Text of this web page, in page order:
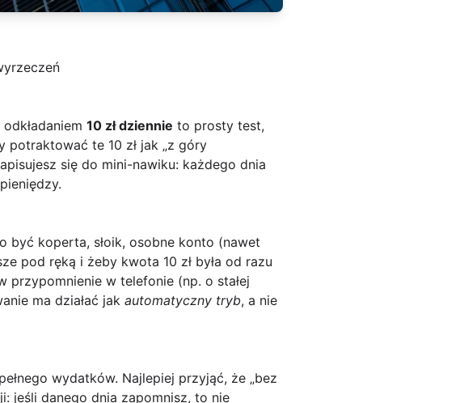
10 zł dziennie to prosty test,
te 10 zł jak „z góry
się do mini-nawiku: każdego dnia
być koperta, słoik, osobne konto (nawet
pod ręką i żeby kwota 10 zł była od razu
przypomnienie w telefonie (np. o stałej
ma działać jak automatyczny tryb, a nie
wydatków. Najlepiej przyjąć, że „bez
jeśli danego dnia zapomnisz, to nie